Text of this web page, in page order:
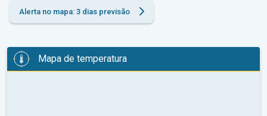
Alerta no mapa: 3 dias previsão
Mapa de temperatura